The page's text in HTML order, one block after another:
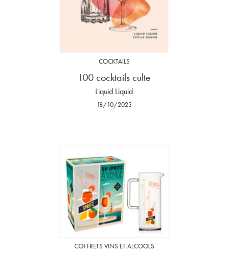
COCKTAILS
100 cocktails culte
Liquid Liquid
18/10/2023
COFFRETS VINS ET ALCOOLS